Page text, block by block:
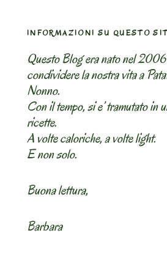
INFORMAZIONI SU QUESTO
Questo Blog era nato nel 2006
condividere la nostra vita a
Nonno.
Con il tempo, si e’ tramutato in
ricette.
A volte caloriche, a volte light.
E non solo.
Buona lettura,
Barbara